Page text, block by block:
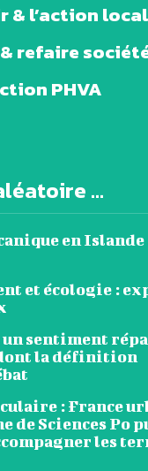
& l’action
refaire
PHVA
...
en
et écologie :
un sentiment
la définition
: France
de Sciences Po
les